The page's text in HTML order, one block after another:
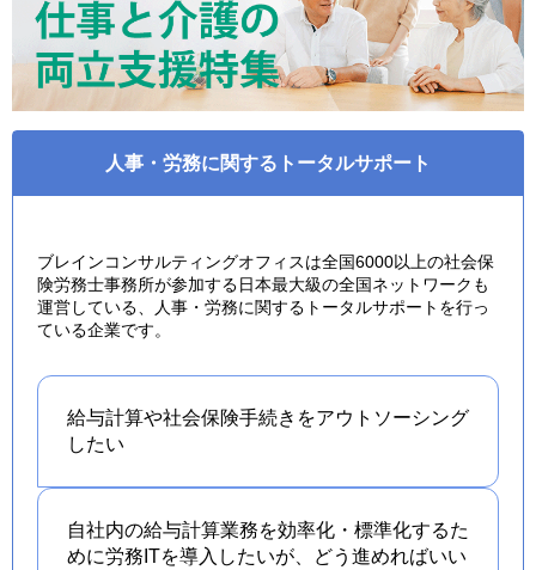
人事・労務に関するトータルサポート
ブレインコンサルティングオフィスは全国6000以上の社会保
険労務士事務所が参加する日本最大級の全国ネットワークも
運営している、人事・労務に関するトータルサポートを行っ
ている企業です。
給与計算や社会保険手続きをアウトソーシング
したい
自社内の給与計算業務を効率化・標準化するた
めに労務ITを導入したいが、どう進めればいい